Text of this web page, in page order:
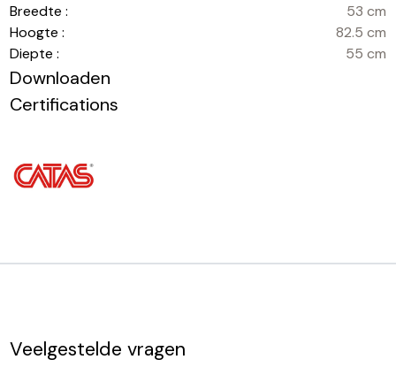
Breedte :
53 cm
Hoogte :
82.5 cm
Diepte :
55 cm
Downloaden
Certifications
Veelgestelde vragen